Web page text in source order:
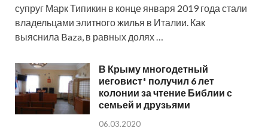
супруг Марк Типикин в конце января 2019 года стали
владельцами элитного жилья в Италии. Как
выяснила Baza, в равных долях …
В Крыму многодетный
иеговист* получил 6 лет
колонии за чтение Библии с
семьей и друзьями
06.03.2020